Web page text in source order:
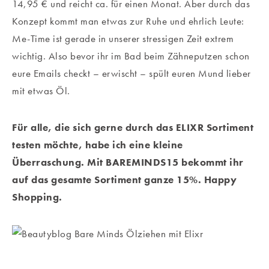
14,95 € und reicht ca. für einen Monat. Aber durch das
Konzept kommt man etwas zur Ruhe und ehrlich Leute:
Me-Time ist gerade in unserer stressigen Zeit extrem
wichtig. Also bevor ihr im Bad beim Zähneputzen schon
eure Emails checkt – erwischt – spült euren Mund lieber
mit etwas Öl.
Für alle, die sich gerne durch das ELIXR Sortiment
testen möchte, habe ich eine kleine
Überraschung. Mit BAREMINDS15 bekommt ihr
auf das gesamte Sortiment ganze 15%. Happy
Shopping.